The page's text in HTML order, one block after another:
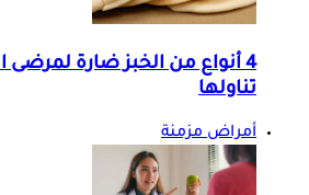
4 أنواع من الخبز ضارة
تناولها
أمراض مزمنة